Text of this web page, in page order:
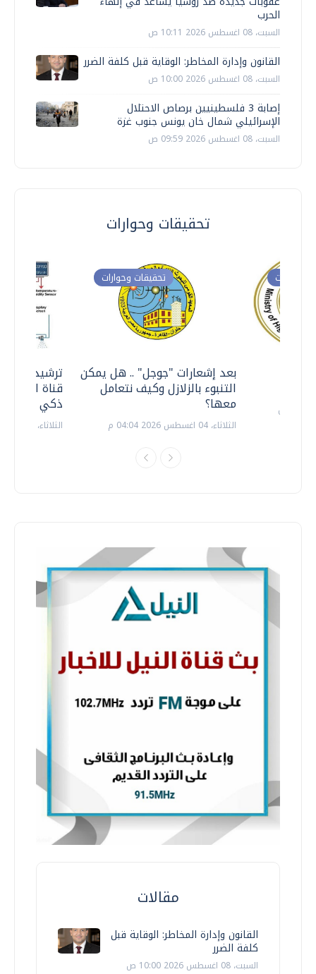
الحرب
السبت، 08 اغسطس 2026 10:11 ص
القانون وإدارة المخاطر: الوقاية قبل كلفة الضرر
السبت، 08 اغسطس 2026 10:00 ص
إصابة 3 فلسطينيين برصاص الاحتلال
الإسرائيلي شمال خان يونس جنوب غزة
السبت، 08 اغسطس 2026 09:59 ص
تحقيقات وحوارات
ترشيدا
قناة
ذكي
الثلاثاء، 14 يوليو 2026 06:11 م
تحقيقات وحوارات
بعد إشعارات "جوجل" .. هل يمكن
التنبوء بالزلازل وكيف نتعامل
معها؟
الثلاثاء، 04 اغسطس 2026 04:04 م
وحوارات
مقالات
القانون وإدارة المخاطر: الوقاية قبل
كلفة الضرر
السبت، 08 اغسطس 2026 10:00 ص